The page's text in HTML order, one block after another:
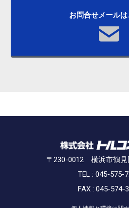
お問合せメール
〒230-0012 横浜市鶴見
TEL : 045-575-
FAX : 045-574-